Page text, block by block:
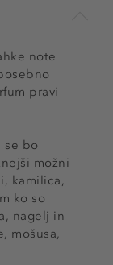
note
pravi
se bo
možni
kamilica,
ko so
nagelj in
mošusa,